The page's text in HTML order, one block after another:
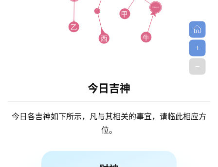
今日吉神
今日各吉神如下所示，凡与其相关的事宜，请临此相应方
位。